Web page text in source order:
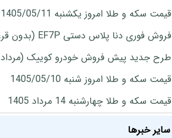
قیمت سکه و طلا امروز یکشنبه 1405/05/11
فروش فوری دنا پلاس دستی EF7P (بدون قرعه کشی)
طرح جدید پیش فروش خودرو کوییک (مرداد 1405)
قیمت سکه و طلا امروز شنبه 1405/05/10
قیمت سکه و طلا چهارشنبه 14 مرداد 1405
سایر خبرها